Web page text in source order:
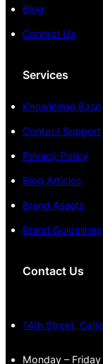
Blog
Contact Us
Services
Knowledge Base
Contact Support
Privacy Policy
Blog Articles
Brand Assets
Brand Guidelines
Contact Us
14th Street,
Monday – Friday